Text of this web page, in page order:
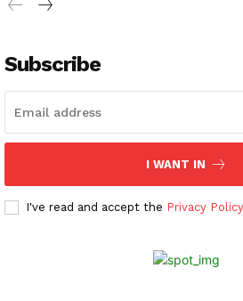
Subscribe
I WANT IN
I've read and accept the Privacy Policy